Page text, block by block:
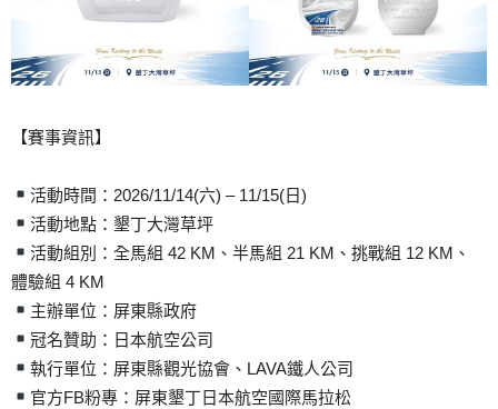
【賽事資訊】
活動時間：2026/11/14(六) – 11/15(日)
活動地點：墾丁大灣草坪
活動組別：全馬組 42 KM、半馬組 21 KM、挑戰組 12 KM、
體驗組 4 KM
主辦單位：屏東縣政府
冠名贊助：日本航空公司
執行單位：屏東縣觀光協會、LAVA鐵人公司
官方FB粉專：屏東墾丁日本航空國際馬拉松